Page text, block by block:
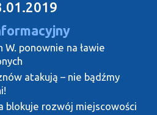
W. ponownie na ławie
atakują – nie bądźmy
blokuje rozwój miejscowości